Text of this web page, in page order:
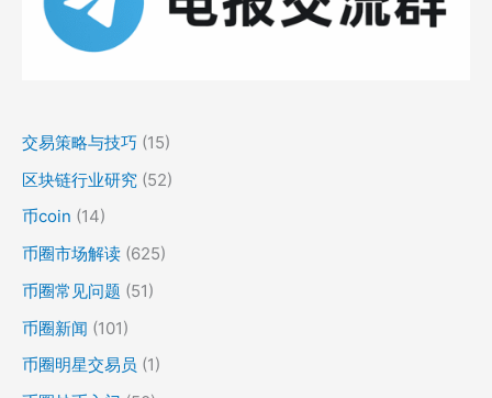
交易策略与技巧 (15)
区块链行业研究 (52)
币coin (14)
币圈市场解读 (625)
币圈常见问题 (51)
币圈新闻 (101)
币圈明星交易员 (1)